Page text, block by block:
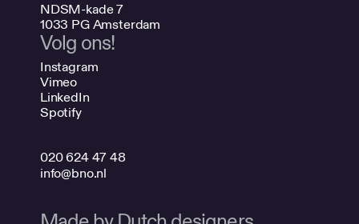
NDSM-kade 7
1033 PG Amsterdam
Volg ons!
Instagram
Vimeo
LinkedIn
Spotify
020 624 47 48
info@bno.nl